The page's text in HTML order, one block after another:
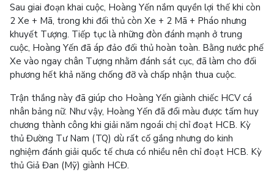
Sau giai đoạn khai cuộc, Hoàng Yến nắm quyền lợi thế khi còn
2 Xe + Mã, trong khi đối thủ còn Xe + 2 Mã + Pháo nhưng
khuyết Tượng. Tiếp tục là những đòn đánh mạnh ở trung
cuộc, Hoàng Yến đã áp đảo đối thủ hoàn toàn. Bằng nước phế
Xe vào ngay chân Tượng nhằm đánh sát cục, đã làm cho đối
phương hết khả năng chống đỡ và chấp nhận thua cuộc.
Trận thắng này đã giúp cho Hoàng Yến giành chiếc HCV cá
nhân bảng nữ. Như vậy, Hoàng Yến đã đổi màu được tấm huy
chương thành công khi giải năm ngoái chị chỉ đoạt HCB. Kỳ
thủ Đường Tư Nam (TQ) dù rất cố gắng nhưng do kinh
nghiệm đánh giải quốc tế chưa có nhiều nên chỉ đoạt HCB. Kỳ
thủ Giả Đan (Mỹ) giành HCĐ.